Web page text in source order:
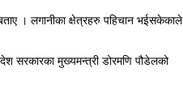
। लगानीका क्षेत्रहरु पहिचान भईसकेकाले
सरकारका मुख्यमन्त्री डोरमणि पौडेलको